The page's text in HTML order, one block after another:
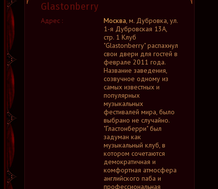
Glastonberry
Адрес : Москва, м. Дубровка, ул.
1-я Дубровская 13А,
стр. 1 Клуб
"Glastonberry" распахнул
свои двери для гостей в
феврале 2011 года.
Название заведения,
созвучное одному из
самых известных и
популярных
музыкальных
фестивалей мира, было
выбрано не случайно.
"Гластонберри" был
задуман как
музыкальный клуб, в
котором сочетаются
демократичная и
комфортная атмосфера
английского паба и
профессиональная